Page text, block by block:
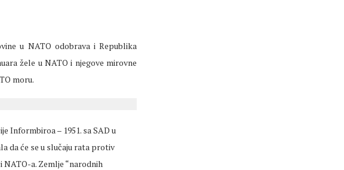
u NATO odobrava i Republika
žele u NATO i njegove mirovne
moru.
Informbiroa – 1951. sa SAD u
da će se u slučaju rata protiv
a. Zemlje “narodnih